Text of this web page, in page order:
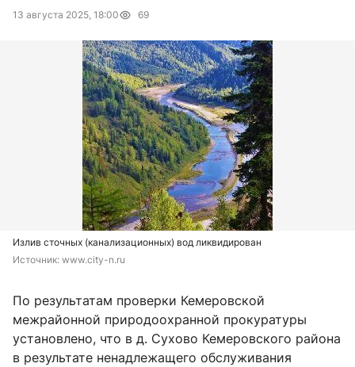
13 августа 2025, 18:00 69
Излив сточных (канализационных) вод ликвидирован
Источник: www.city-n.ru
По результатам проверки Кемеровской
межрайонной природоохранной прокуратуры
установлено, что в д. Сухово Кемеровского района
в результате ненадлежащего обслуживания